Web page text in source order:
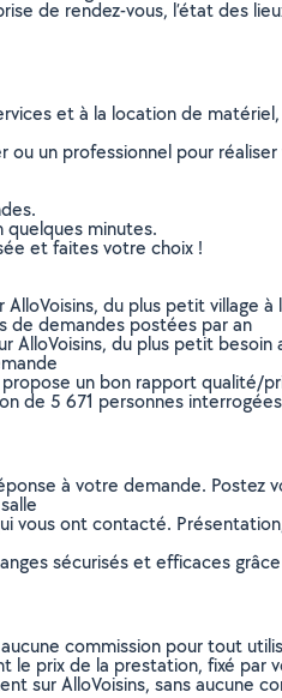
de rendez-vous, l’état des
et à la location de
un professionnel pour
quelques minutes.
et faites votre choix !
du plus petit village
de demandes postées par an
du plus petit besoin
propose un bon rapport qualité/
de 5 671 personnes
à votre demande.
vous ont contacté.
sécurisés et efficaces
commission pour tout
prix de la prestation, fixé par
sur AlloVoisins, sans aucune